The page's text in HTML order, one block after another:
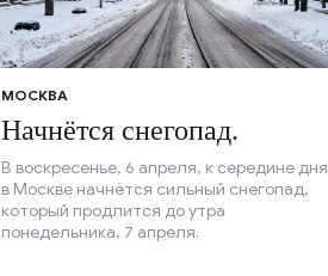
МОСКВА
Начнётся снегопад.
В воскресенье, 6 апреля, к середине дня
в Москве начнётся сильный снегопад,
который продлится до утра
понедельника, 7 апреля.